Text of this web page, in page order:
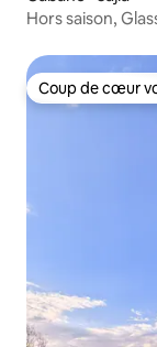
Hors saison,
Coup de cœur
Coup de cœur